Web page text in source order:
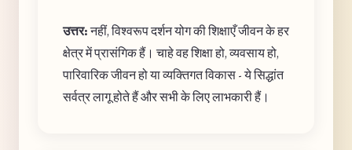
उत्तर:नहीं, विश्वरूप दर्शन योग की शिक्षाएँ जीवन के हर
क्षेत्र में प्रासंगिक हैं। चाहे वह शिक्षा हो, व्यवसाय हो,
पारिवारिक जीवन हो या व्यक्तिगत विकास - ये सिद्धांत
सर्वत्र लागू होते हैं और सभी के लिए लाभकारी हैं।